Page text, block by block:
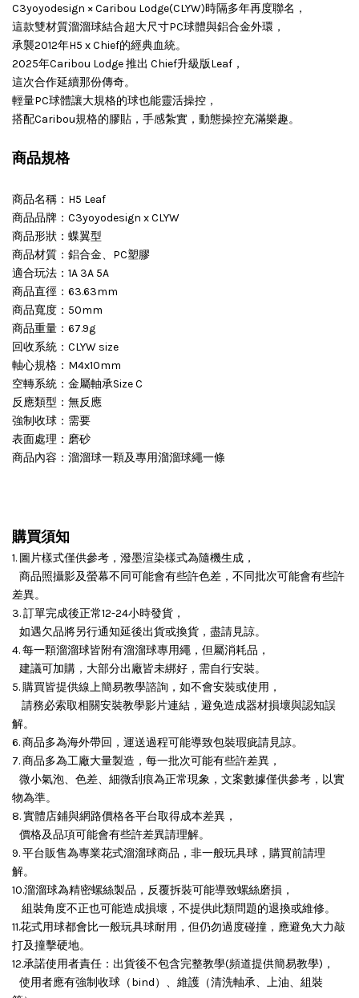
C3yoyodesign × Caribou Lodge(CLYW)時隔多年再度聯名，
這款雙材質溜溜球結合超大尺寸PC球體與鋁合金外環，
承襲2012年H5 x Chief的經典血統。
2025年Caribou Lodge 推出 Chief升級版Leaf，
這次合作延續那份傳奇。
輕量PC球體讓大規格的球也能靈活操控，
搭配Caribou規格的膠貼，手感紮實，動態操控充滿樂趣。
商品規格
商品名稱：H5 Leaf
商品品牌：C3yoyodesign x CLYW
商品形狀：蝶翼型
商品材質：鋁合金、PC塑膠
適合玩法：1A 3A 5A
商品直徑：63.63mm
商品寬度：50mm
商品重量：67.9g
回收系統：CLYW size
軸心規格：M4x10mm
空轉系統：金屬軸承Size C
反應類型：無反應
強制收球：需要
表面處理：磨砂
商品內容：溜溜球一顆及專用溜溜球繩一條
購買須知
1. 圖片樣式僅供參考，潑墨渲染樣式為隨機生成，
商品照攝影及螢幕不同可能會有些許色差，不同批次可能會有些許
差異。
3. 訂單完成後正常12-24小時發貨，
如遇欠品將另行通知延後出貨或換貨，盡請見諒。
4. 每一顆溜溜球皆附有溜溜球專用繩，但屬消耗品，
建議可加購，大部分出廠皆未綁好，需自行安裝。
5. 購買皆提供線上簡易教學諮詢，如不會安裝或使用，
請務必索取相關安裝教學影片連結，避免造成器材損壞與認知誤
解。
6. 商品多為海外帶回，運送過程可能導致包裝瑕疵請見諒。
7. 商品多為工廠大量製造，每一批次可能有些許差異，
微小氣泡、色差、細微刮痕為正常現象，文案數據僅供參考，以實
物為準。
8. 實體店鋪與網路價格各平台取得成本差異，
價格及品項可能會有些許差異請理解。
9. 平台販售為專業花式溜溜球商品，非一般玩具球，購買前請理
解。
10.溜溜球為精密螺絲製品，反覆拆裝可能導致螺絲磨損，
組裝角度不正也可能造成損壞， 不提供此類問題的退換或維修。
11.花式用球都會比一般玩具球耐用，但仍勿過度碰撞，應避免大力敲
打及撞擊硬地。
12.承諾使用者責任：出貨後不包含完整教學(頻道提供簡易教學)，
使用者應有強制收球（bind）、維護（清洗軸承、上油、組裝